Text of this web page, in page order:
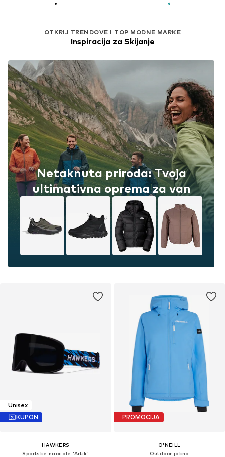
Unisex
KUPON
HAWKERS
Sportske naočale 'Artik'
PROMOCIJA
O'NEILL
Outdoor jakna
OTKRIJ TRENDOVE I TOP MODNE MARKE
Inspiracija za Skijanje
Netaknuta priroda: Tvoja
ultimativna oprema za van